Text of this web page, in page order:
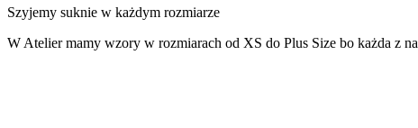
Szyjemy suknie w każdym rozmiarze
W Atelier mamy wzory w rozmiarach od XS do Plus Size bo każda z